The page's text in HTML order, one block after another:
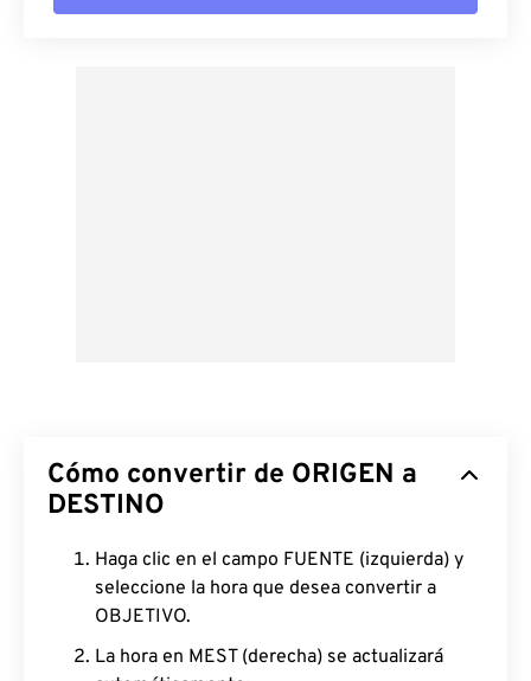
Cómo convertir de ORIGEN a
DESTINO
Haga clic en el campo FUENTE (izquierda) y
seleccione la hora que desea convertir a
OBJETIVO.
La hora en MEST (derecha) se actualizará